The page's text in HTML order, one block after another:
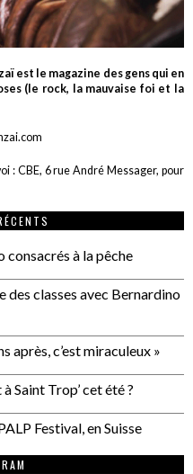
est le magazine des gens qui en
(le rock, la mauvaise foi et la
: CBE, 6 rue André Messager, pour
consacrés à la pêche
classes avec Bernardino
après, c’est miraculeux »
Saint Trop’ cet été ?
Festival, en Suisse